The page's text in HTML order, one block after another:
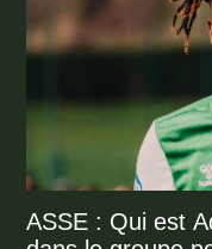
ASSE : Qui est